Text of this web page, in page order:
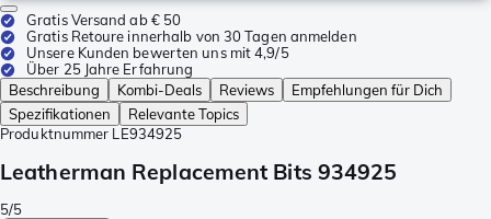
Gratis Versand ab € 50
Gratis Retoure innerhalb von 30 Tagen anmelden
Unsere Kunden bewerten uns mit 4,9/5
Über 25 Jahre Erfahrung
Beschreibung
Kombi-Deals Reviews
Empfehlungen für Dich
Spezifikationen
Relevante Topics
Produktnummer LE934925
Leatherman Replacement Bits 934925
5/5